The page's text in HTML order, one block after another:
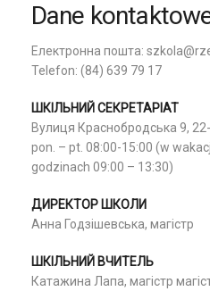
Dane
Електронна пошта:
Telefon: (84) 639 79 17
ШКІЛЬНИЙ СЕКРЕТАРІАТ
Вулиця Краснобродська 9,
pon. – pt. 08:00-15:00 (w
godzinach 09:00 – 13:30)
ДИРЕКТОР ШКОЛИ
Анна Годзішевська, магістр
ШКІЛЬНИЙ ВЧИТЕЛЬ
Катажина Лапа, магістр